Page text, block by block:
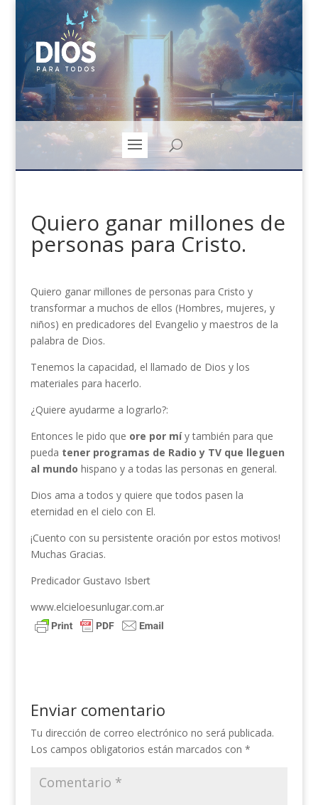
Quiero ganar millones de
personas para Cristo.
Quiero ganar millones de personas para Cristo y
transformar a muchos de ellos (Hombres, mujeres, y
niños) en predicadores del Evangelio y maestros de la
palabra de Dios.
Tenemos la capacidad, el llamado de Dios y los
materiales para hacerlo.
¿Quiere ayudarme a lograrlo?:
Entonces le pido que ore por míy también para que
pueda tener programas de Radio y TV que lleguen
al mundo hispano y a todas las personas en general.
Dios ama a todos y quiere que todos pasen la
eternidad en el cielo con El.
¡Cuento con su persistente oración por estos motivos!
Muchas Gracias.
Predicador Gustavo Isbert
www.elcieloesunlugar.com.ar
Enviar comentario
Tu dirección de correo electrónico no será publicada.
Los campos obligatorios están marcados con *